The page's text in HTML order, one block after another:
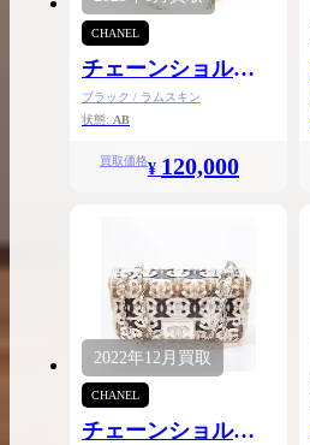
CHANEL
チェーンショルダ
ー
ブラック / ラムスキン
状態: AB
買取価格¥ 120,000
2022年12月 買取
CHANEL
チェーンショルダ